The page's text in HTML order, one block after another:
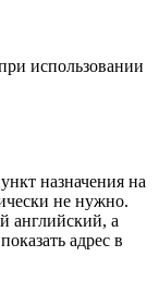
использовании
назначения на
не нужно.
английский, а
адрес в